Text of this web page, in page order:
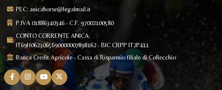
PEC: anicahorse@legalmail.it
P.IVA 01886340346 - C.F. 97002100580
CONTO CORRENTE ANICA:
IT69H0623065690000007898162 - BIC CRPP IT2P411
Banca Credit Agricole - Cassa di Risparmio filiale di Collecchio